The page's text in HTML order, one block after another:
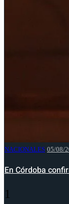
NACIONALES 05/08/
En Córdoba
1